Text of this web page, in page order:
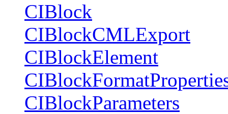
CIBlock
CIBlockCMLExport
CIBlockElement
CIBlockParameters